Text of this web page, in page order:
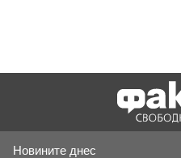
Новините днес